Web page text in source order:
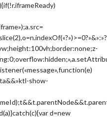
show-
d=new